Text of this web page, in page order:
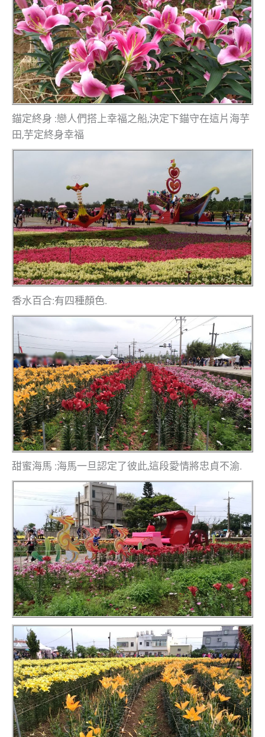
錨定終身 :戀人們搭上幸福之船,決定下錨守在這片海芋
田,芋定終身幸福
香水百合:有四種顏色.
甜蜜海馬 :海馬一旦認定了彼此,這段愛情將忠貞不渝.